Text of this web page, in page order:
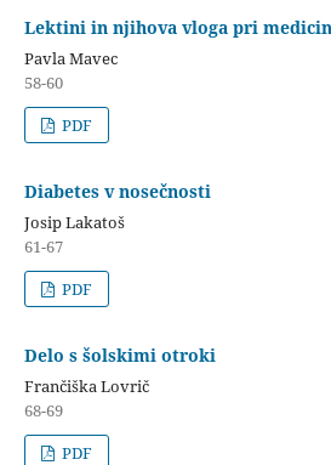
Lektini in njihova vloga pri
Pavla Mavec
58-60
PDF
Diabetes v nosečnosti
Josip Lakatoš
61-67
PDF
Delo s šolskimi otroki
Frančiška Lovrič
68-69
PDF